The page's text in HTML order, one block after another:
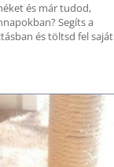
és már tudod,
Segíts a
és töltsd fel saját